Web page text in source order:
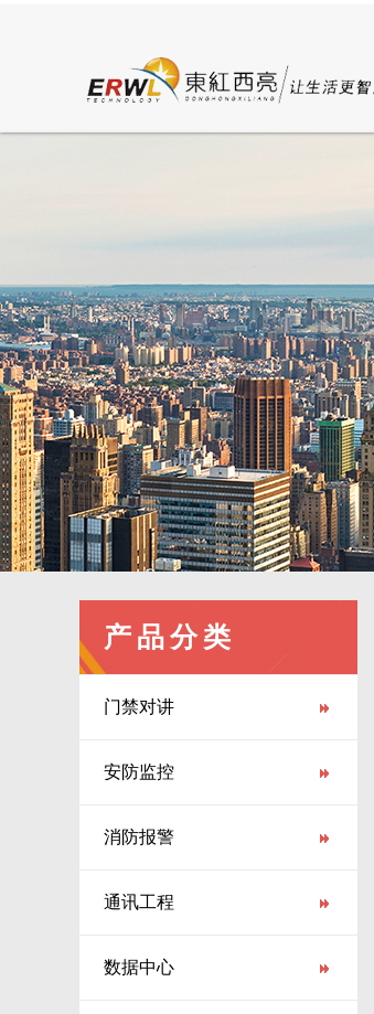
产品分类
门禁对讲
安防监控
消防报警
通讯工程
数据中心